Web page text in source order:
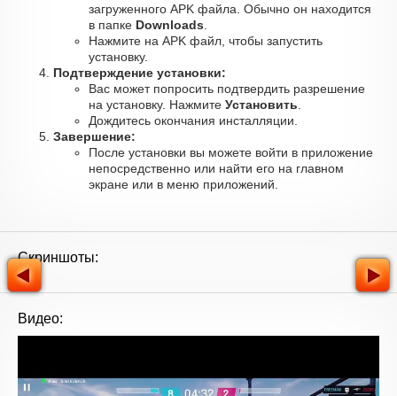
загруженного APK файла. Обычно он находится
в папке Downloads
Нажмите на APK файл, чтобы запустить
установку.
Подтверждение установки:
Вас может попросить подтвердить разрешение
на установку. Нажмите Установить
Дождитесь окончания инсталляции.
Завершение:
После установки вы можете войти в приложение
непосредственно или найти его на главном
экране или в меню приложений.
Скриншоты:
Видео: